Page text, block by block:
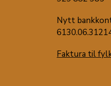
Nytt
Faktura til